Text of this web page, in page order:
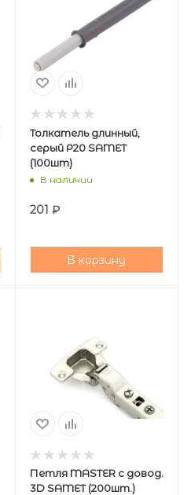
Толкатель длинный,
серый Р20 SAMET
(100шт)
В наличии
201 ₽
В корзину
Петля MASTER с довод.
3D SAMET (200шт.)